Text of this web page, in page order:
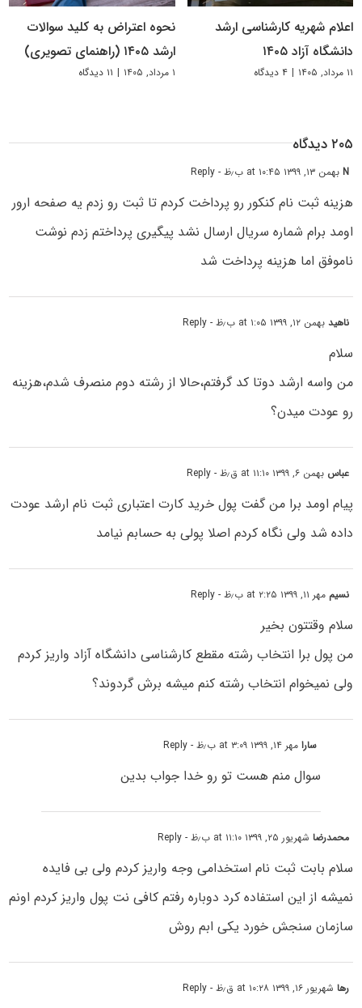
اعلام شهریه کارشناسی ارشد
دانشگاه آزاد ۱۴۰۵
۱۱ مرداد, ۱۴۰۵ | ۴ دیدگاه
نحوه اعتراض به کلید سوالات
ارشد ۱۴۰۵ (راهنمای تصویری)
۱ مرداد, ۱۴۰۵ | ۱۱ دیدگاه
۲۰۵ دیدگاه
Nبهمن ۱۳, ۱۳۹۹ at ۱۰:۴۵ ب٫ظ - Reply
هزینه ثبت نام کنکور رو پرداخت کردم تا ثبت رو زدم یه صفحه ارور
اومد برام شماره سریال ارسال نشد پیگیری پرداختم زدم نوشت
ناموفق اما هزینه پرداخت شد
ناهیدبهمن ۱۲, ۱۳۹۹ at ۱:۰۵ ب٫ظ - Reply
سلام
من واسه ارشد دوتا کد گرفتم،حالا از رشته دوم منصرف شدم،هزینه
رو عودت میدن؟
عباس بهمن ۶, ۱۳۹۹ at ۱۱:۱۰ ق٫ظ - Reply
پیام اومد برا من گفت پول خرید کارت اعتباری ثبت نام ارشد عودت
داده شد ولی نگاه کردم اصلا پولی به حسابم نیامد
نسیم مهر ۱۱, ۱۳۹۹ at ۲:۲۵ ب٫ظ - Reply
سلام وقتتون بخیر
من پول برا انتخاب رشته مقطع کارشناسی دانشگاه آزاد واریز کردم
ولی نمیخوام انتخاب رشته کنم میشه برش گردوند؟
سارامهر ۱۴, ۱۳۹۹ at ۳:۰۹ ب٫ظ - Reply
سوال منم هست تو رو خدا جواب بدین
محمدرضاشهریور ۲۵, ۱۳۹۹ at ۱۱:۱۰ ب٫ظ - Reply
سلام بابت ثبت نام استخدامی وجه واریز کردم ولی بی فایده
نمیشه از این استفاده کرد دوباره رفتم کافی نت پول واریز کردم اونم
سازمان سنجش خورد یکی ابم روش
رهاشهریور ۱۶, ۱۳۹۹ at ۱۰:۲۸ ق٫ظ - Reply